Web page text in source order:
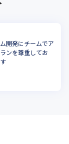
開発にチームでア
ンを尊重してお